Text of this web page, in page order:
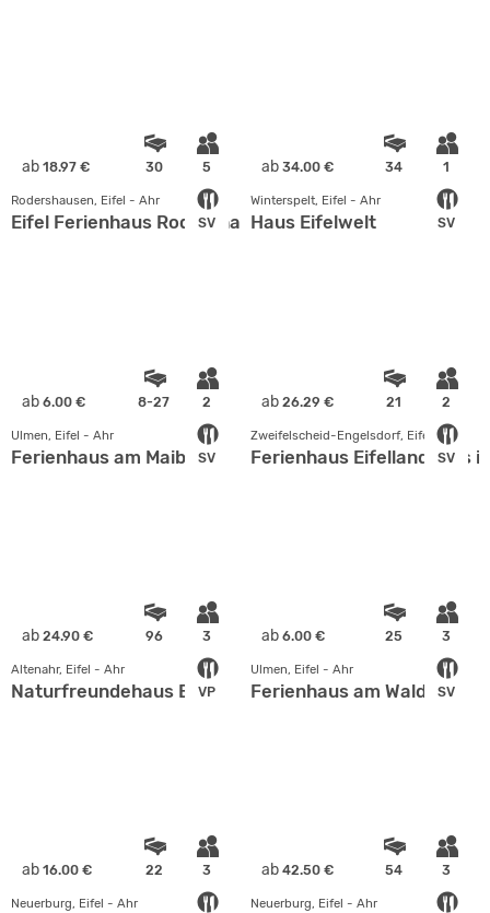
ab 18.97 € 30 5
SV
Rodershausen, Eifel - Ahr
Eifel Ferienhaus Rodershausen
ab 34.00 € 34 1
SV
Winterspelt, Eifel - Ahr
Haus Eifelwelt
ab 6.00 € 8-27 2
SV
Ulmen, Eifel - Ahr
Ferienhaus am Maibüsch
ab 26.29 € 21 2
SV
Zweifelscheid-Engelsdorf, Eifel - Ahr
Ferienhaus Eifellandhaus
ab 24.90 € 96 3
VP
Altenahr, Eifel - Ahr
Naturfreundehaus Berg
ab 6.00 € 25 3
SV
Ulmen, Eifel - Ahr
Ferienhaus am Waldrand
ab 16.00 € 22 3
Neuerburg, Eifel - Ahr
ab 42.50 € 54 3
Neuerburg, Eifel - Ahr